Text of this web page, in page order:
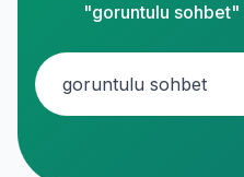
"goruntulu sohbet"